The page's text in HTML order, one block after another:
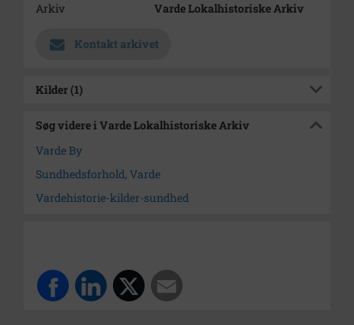
Arkiv
Varde Lokalhistoriske Arkiv
Kontakt arkivet
Kilder (1)
Søg videre i Varde Lokalhistoriske Arkiv
Varde By
Sundhedsforhold, Varde
Vardehistorie-kilder-sundhed